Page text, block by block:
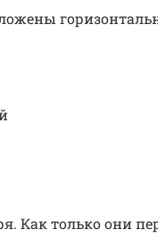
Как только они